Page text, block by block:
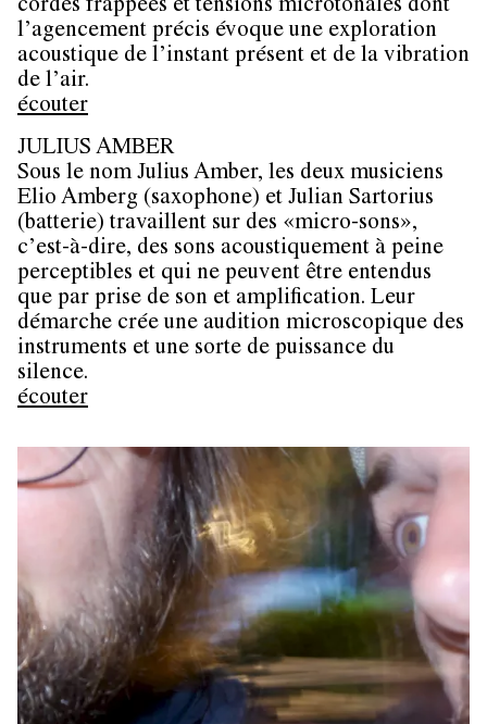
cordes frappées et tensions microtonales dont
l’agencement précis évoque une exploration
acoustique de l’instant présent et de la vibration
de l’air.
écouter
JULIUS AMBER
Sous le nom Julius Amber, les deux musiciens
Elio Amberg (saxophone) et Julian Sartorius
(batterie) travaillent sur des «micro-sons»,
c’est-à-dire, des sons acoustiquement à peine
perceptibles et qui ne peuvent être entendus
que par prise de son et amplification. Leur
démarche crée une audition microscopique des
instruments et une sorte de puissance du
silence.
écouter